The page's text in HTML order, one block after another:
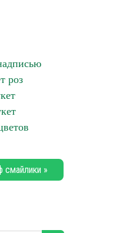
роз
смайлики »